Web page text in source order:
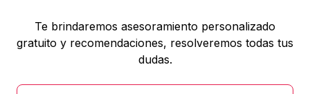
Te brindaremos asesoramiento personalizado
gratuito y recomendaciones, resolveremos todas tus
dudas.